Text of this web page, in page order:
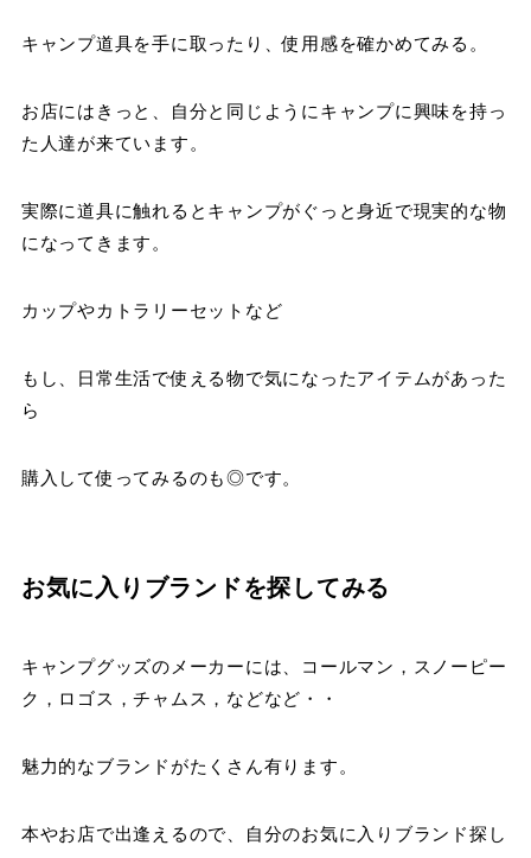
キャンプ道具を手に取ったり、使用感を確かめてみる。
お店にはきっと、自分と同じようにキャンプに興味を持っ
た人達が来ています。
実際に道具に触れるとキャンプがぐっと身近で現実的な物
になってきます。
カップやカトラリーセットなど
もし、日常生活で使える物で気になったアイテムがあった
ら
購入して使ってみるのも◎です。
お気に入りブランドを探してみる
キャンプグッズのメーカーには、コールマン，スノーピー
ク，ロゴス，チャムス，などなど・・
魅力的なブランドがたくさん有ります。
本やお店で出逢えるので、自分のお気に入りブランド探し